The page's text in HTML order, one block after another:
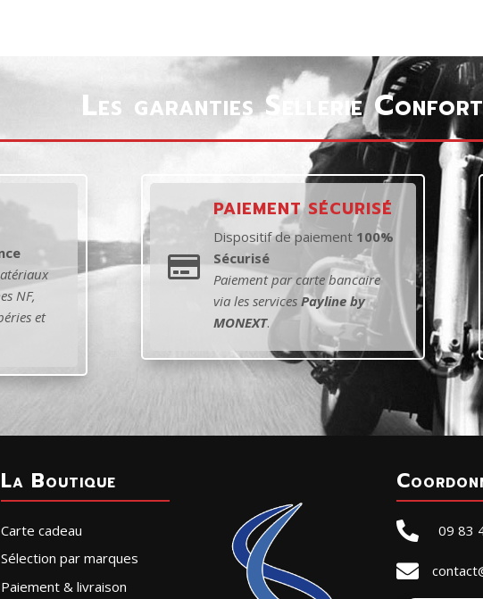
Les garanties Sellerie Confort
NF,
et

PAIEMENT SÉCURISÉ
Dispositif de paiement100%
Sécurisé
Paiement par carte bancaire
via les services Payline by
MONEXT.
La Boutique
Carte cadeau
Sélection par marques
Paiement & livraison
 09 83
